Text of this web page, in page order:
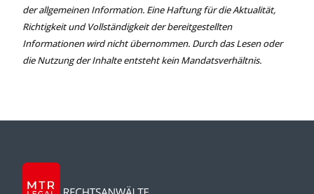
der allgemeinen Information. Eine Haftung für die Aktualität,
Richtigkeit und Vollständigkeit der bereitgestellten
Informationen wird nicht übernommen. Durch das Lesen oder
die Nutzung der Inhalte entsteht kein Mandatsverhältnis.